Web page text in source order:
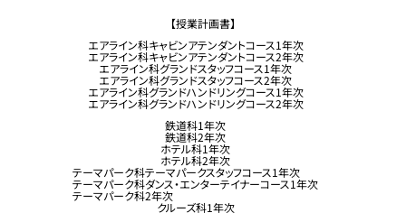
【授業計画書】
エアライン科キャビンアテンダントコース1年次
エアライン科キャビンアテンダントコース2年次
エアライン科グランドスタッフコース1年次
エアライン科グランドスタッフコース2年次
エアライン科グランドハンドリングコース1年次
エアライン科グランドハンドリングコース2年次
鉄道科1年次
鉄道科2年次
ホテル科1年次
ホテル科2年次
テーマパーク科テーマパークスタッフコース1年次
テーマパーク科ダンス・エンターテイナーコース1年次
テーマパーク科2年次
クルーズ科1年次